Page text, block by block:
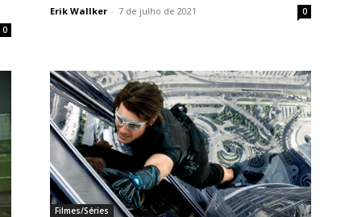
0
Erik Wallker - 7 de julho de 2021 0
Filmes/Séries